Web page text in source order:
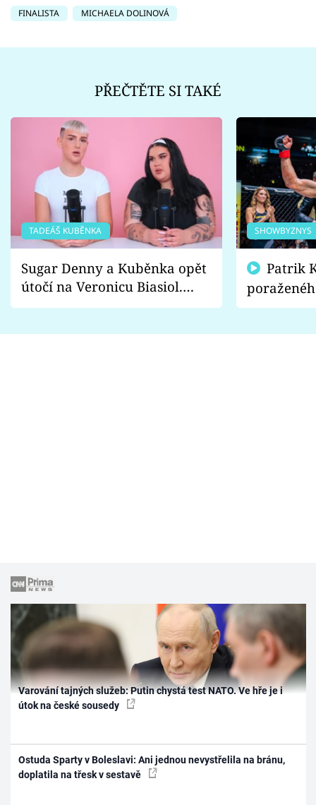
FINALISTA MICHAELA DOLINOVÁ
PŘEČTĚTE SI TAKÉ
TADEÁŠ KUBĚNKA
Sugar Denny a Kuběnka opět
útočí na Veronicu Biasiol.
Proč je podle nich falešná a
SHOWBYZNYS
fanoušci
Varování tajných služeb: Putin chystá test NATO. Ve hře je i
útok na české sousedy
Ostuda Sparty v Boleslavi: Ani jednou nevystřelila na bránu,
doplatila na třesk v sestavě